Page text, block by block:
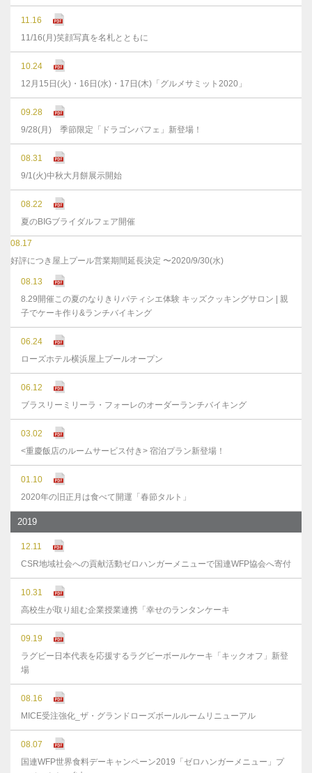
11.16
11/16(月)笑顔写真を名札とともに
10.24
12月15日(火)・16日(水)・17日(木)「グルメサミット2020」
09.28
9/28(月) 季節限定「ドラゴンパフェ」新登場！
08.31
9/1(火)中秋大月餅展示開始
08.22
夏のBIGブライダルフェア開催
08.17
好評につき屋上プール営業期間延長決定 〜2020/9/30(水)
08.13
8.29開催この夏のなりきりパティシエ体験 キッズクッキングサロン | 親
子でケーキ作り&ランチバイキング
06.24
ローズホテル横浜屋上プールオープン
06.12
ブラスリーミリーラ・フォーレのオーダーランチバイキング
03.02
<重慶飯店のルームサービス付き> 宿泊プラン新登場！
01.10
2020年の旧正月は食べて開運「春節タルト」
2019
12.11
CSR地域社会への貢献活動ゼロハンガーメニューで国連WFP協会へ寄付
10.31
高校生が取り組む企業授業連携「幸せのランタンケーキ
09.19
ラグビー日本代表を応援するラグビーボールケーキ「キックオフ」新登
場
08.16
MICE受注強化_ザ・グランドローズボールルームリニューアル
08.07
国連WFP世界食料デーキャンペーン2019「ゼロハンガーメニュー」プ